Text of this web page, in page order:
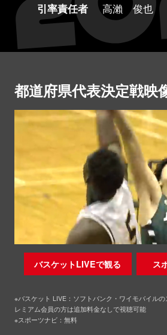
引率責任者
高瀨 俊也
都道府県代表決定戦映
バスケットLIVEで観る ス
※バスケット LIVE：ソフトバンク・ワイモバイル
レミアム会員の方は追加料金なしで視聴可能
※スポーツナビ：無料